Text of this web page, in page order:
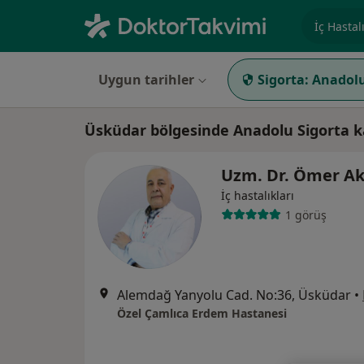
Uygun tarihler Sigorta:
Üsküdar bölgesinde Anadolu Sigorta
Uzm. Dr. Ömer
İç hastalıkları
1 görüş
Alemdağ Yanyolu Cad. No:36, Üsküdar •
Özel Çamlıca Erdem Hastanesi